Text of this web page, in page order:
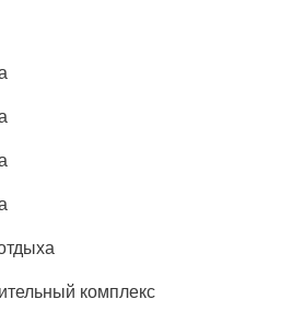
комплекс